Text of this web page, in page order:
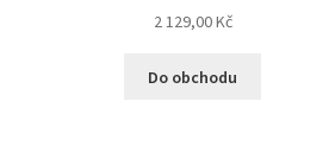
2 129,00Kč
Do obchodu